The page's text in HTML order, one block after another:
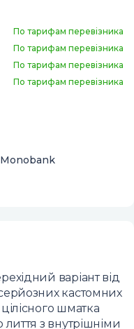
По тарифам перевізника
По тарифам перевізника
По тарифам перевізника
По тарифам перевізника
варіант від
кастомних
шматка
лиття з внутрішніми